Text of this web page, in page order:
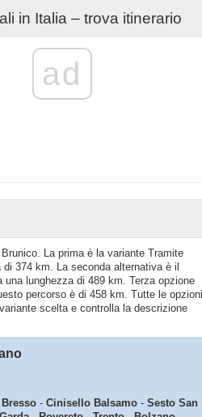
in Italia – trova itinerario
ad
La prima è la variante Tramite
374 km. La seconda alternativa è il
lunghezza di 489 km. Terza opzione
percorso è di 458 km. Tutte le opzioni
scelta e controlla la descrizione
Bresso - Cinisello Balsamo - Sesto San